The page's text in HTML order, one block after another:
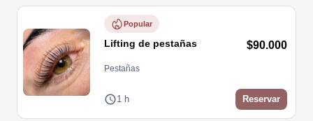
Popular
Lifting de pestañas $90.000
Pestañas
1 h Reservar